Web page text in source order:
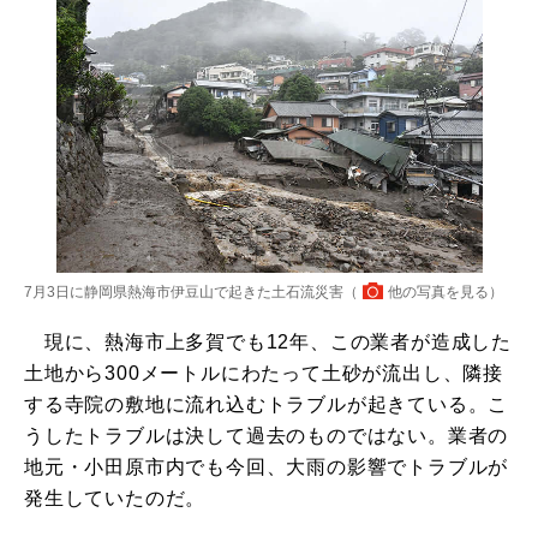
7月3日に静岡県熱海市伊豆山で起きた土石流災害（ 他の写真を見る ）
現に、熱海市上多賀でも12年、この業者が造成した
土地から300メートルにわたって土砂が流出し、隣接
する寺院の敷地に流れ込むトラブルが起きている。こ
うしたトラブルは決して過去のものではない。業者の
地元・小田原市内でも今回、大雨の影響でトラブルが
発生していたのだ。